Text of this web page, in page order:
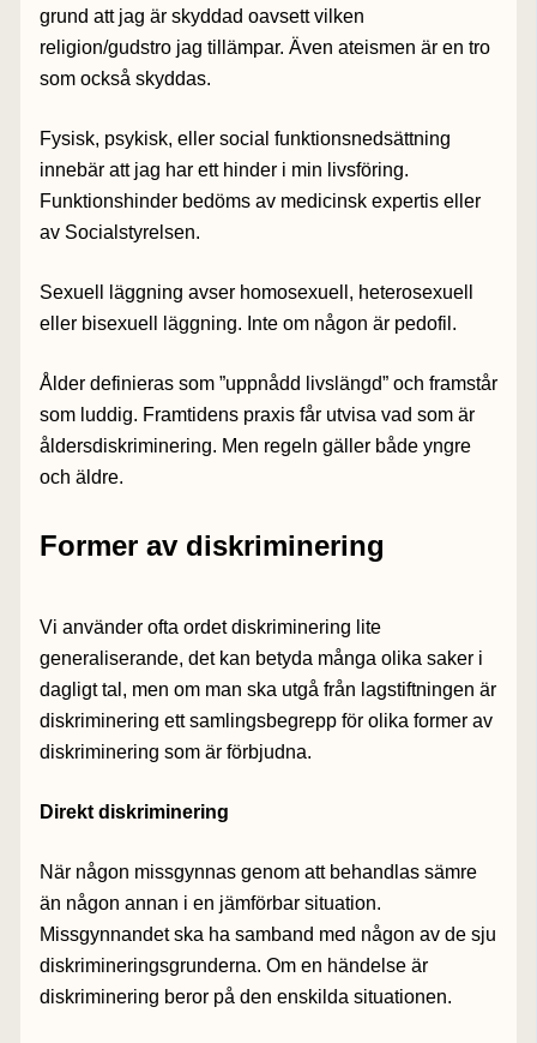
grund att jag är skyddad oavsett vilken
religion/gudstro jag tillämpar. Även ateismen är en tro
som också skyddas.
Fysisk, psykisk, eller social funktionsnedsättning
innebär att jag har ett hinder i min livsföring.
Funktionshinder bedöms av medicinsk expertis eller
av Socialstyrelsen.
Sexuell läggning avser homosexuell, heterosexuell
eller bisexuell läggning. Inte om någon är pedofil.
Ålder definieras som ”uppnådd livslängd” och framstår
som luddig. Framtidens praxis får utvisa vad som är
åldersdiskriminering. Men regeln gäller både yngre
och äldre.
Former av diskriminering
Vi använder ofta ordet diskriminering lite
generaliserande, det kan betyda många olika saker i
dagligt tal, men om man ska utgå från lagstiftningen är
diskriminering ett samlingsbegrepp för olika former av
diskriminering som är förbjudna.
Direkt diskriminering
När någon missgynnas genom att behandlas sämre
än någon annan i en jämförbar situation.
Missgynnandet ska ha samband med någon av de sju
diskrimineringsgrunderna. Om en händelse är
diskriminering beror på den enskilda situationen.